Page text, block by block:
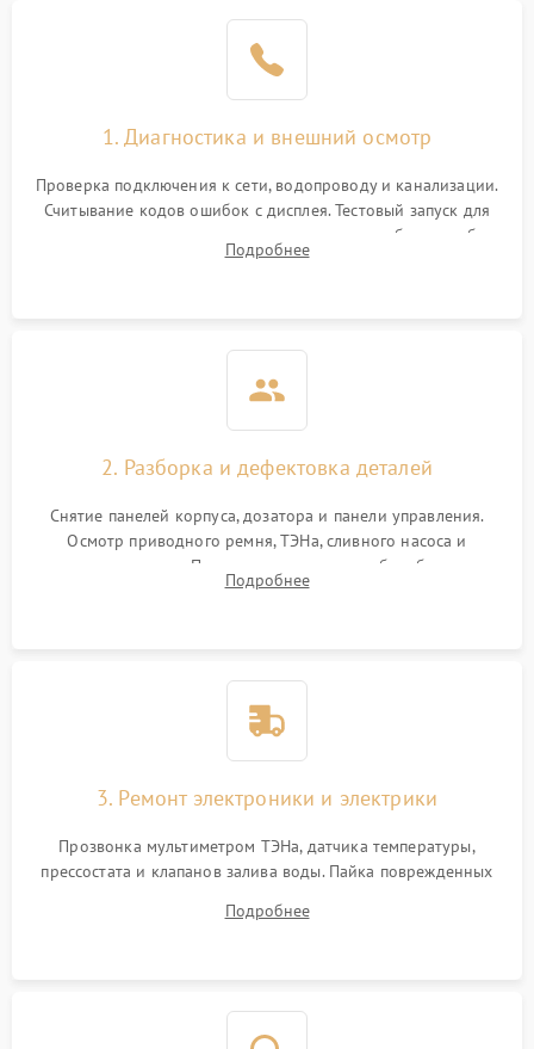
1. Диагностика и внешний осмотр
Проверка подключения к сети, водопроводу и канализации.
Считывание кодов ошибок с дисплея. Тестовый запуск для
выявления посторонних шумов, протечек или сбоев в работе
электронного модуля управления.
Подробнее
2. Разборка и дефектовка деталей
Снятие панелей корпуса, дозатора и панели управления.
Осмотр приводного ремня, ТЭНа, сливного насоса и
амортизаторов. Проверка подшипников барабана и
крестовины на износ, а манжеты люка на разрывы.
Подробнее
3. Ремонт электроники и электрики
Прозвонка мультиметром ТЭНа, датчика температуры,
прессостата и клапанов залива воды. Пайка поврежденных
Восстановление целостности проводки и контактов.
Подробнее